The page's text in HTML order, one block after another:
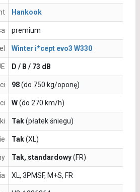
Hankook
premium
Winter i*cept evo3 W330
D / B / 73 dB
98(do 750 kg/oponę)
W(do 270 km/h)
Tak(płatek śniegu)
Tak(XL)
Tak, standardowy(FR)
XL, 3PMSF, M+S, FR